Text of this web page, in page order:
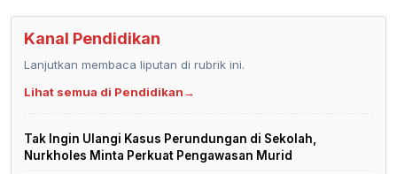
Kanal Pendidikan
Lanjutkan membaca liputan di rubrik ini.
Lihat semua di Pendidikan→
Tak Ingin Ulangi Kasus Perundungan di Sekolah,
Nurkholes Minta Perkuat Pengawasan Murid